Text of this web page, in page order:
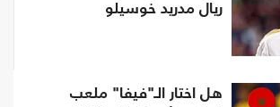
ريال مدريد خوسيلو
هل اختار الـ"فيفا" ملعب